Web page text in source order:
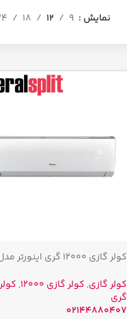
نمایش 9
12
18
کولر گازی ۱۲۰۰۰ گری اینورتر
کولر گازی, کولر گازی ۱۲۰۰۰ ,
گری
02144880407